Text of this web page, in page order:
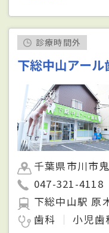
診療時間外
下総中山アール
千葉県市川市
047-321-4118
下総中山駅 原
歯科
小児歯